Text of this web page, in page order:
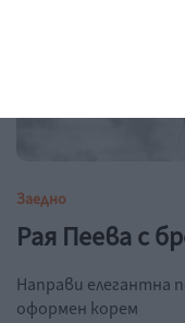
Заедно
Рая Пеева с
Направи елегантна
оформен корем